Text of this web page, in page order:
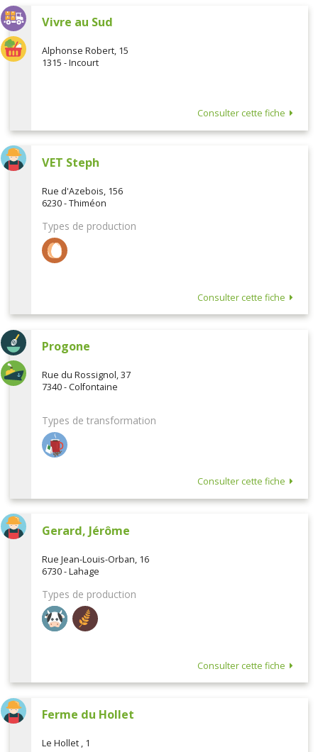
Vivre au Sud
Alphonse Robert, 15
1315 - Incourt
Consulter cette fiche
VET Steph
Rue d'Azebois, 156
6230 - Thiméon
Types de production
Consulter cette fiche
Progone
Rue du Rossignol, 37
7340 - Colfontaine
Types de transformation
Consulter cette fiche
Gerard, Jérôme
Rue Jean-Louis-Orban, 16
6730 - Lahage
Types de production
Consulter cette fiche
Ferme du Hollet
Le Hollet , 1